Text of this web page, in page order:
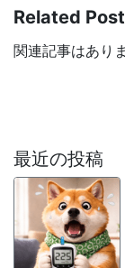
Related
関連記事はあり
最近の投稿